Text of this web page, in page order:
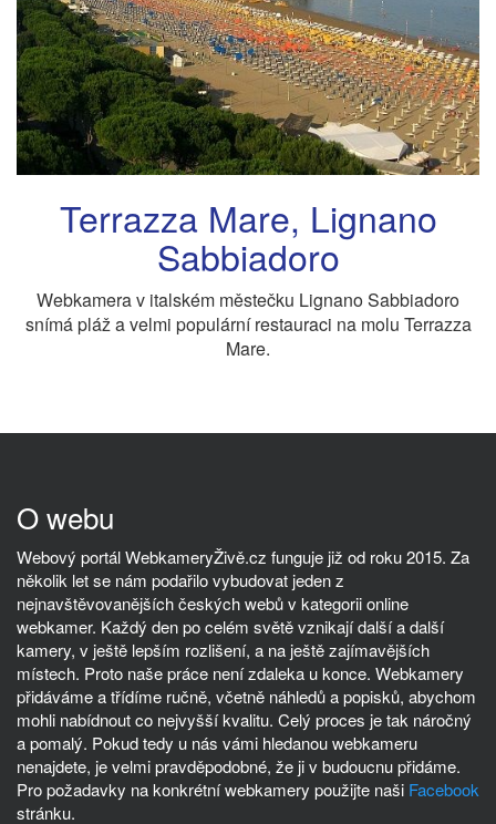
Terrazza Mare, Lignano
Sabbiadoro
Webkamera v italském městečku Lignano Sabbiadoro
snímá pláž a velmi populární restauraci na molu Terrazza
Mare.
O webu
Webový portál WebkameryŽivě.cz funguje již od roku 2015. Za
několik let se nám podařilo vybudovat jeden z
nejnavštěvovanějších českých webů v kategorii online
webkamer. Každý den po celém světě vznikají další a další
kamery, v ještě lepším rozlišení, a na ještě zajímavějších
místech. Proto naše práce není zdaleka u konce. Webkamery
přidáváme a třídíme ručně, včetně náhledů a popisků, abychom
mohli nabídnout co nejvyšší kvalitu. Celý proces je tak náročný
a pomalý. Pokud tedy u nás vámi hledanou webkameru
nenajdete, je velmi pravděpodobné, že ji v budoucnu přidáme.
Pro požadavky na konkrétní webkamery použijte naši Facebook
stránku.